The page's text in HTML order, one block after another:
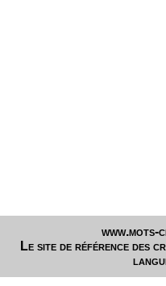
www.mots-
Le site de référence des